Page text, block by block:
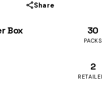
Share
Box 30
PACKS
2